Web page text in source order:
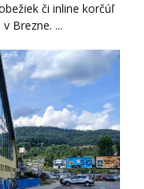
či inline korčúľ
Brezne. ...